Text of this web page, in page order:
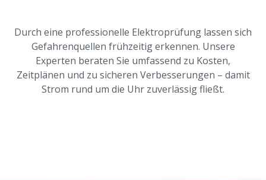
Durch eine professionelle Elektroprüfung lassen sich
Gefahrenquellen frühzeitig erkennen. Unsere
Experten beraten Sie umfassend zu Kosten,
Zeitplänen und zu sicheren Verbesserungen – damit
Strom rund um die Uhr zuverlässig fließt.